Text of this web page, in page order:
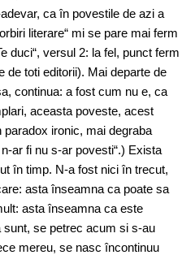
ca în povestile de azi a
literare“ mi se pare mai ferm
duci“, versul 2: la fel, punct ferm
de toti editorii). Mai departe de
continua: a fost cum nu e, ca
aceasta poveste, acest
ironic, mai degraba
ar fi nu s-ar povesti“.) Exista
în timp. N-a fost nici în trecut,
asta înseamna ca poate sa
asta înseamna ca este
se petrec acum si s-au
mereu, se nasc încontinuu